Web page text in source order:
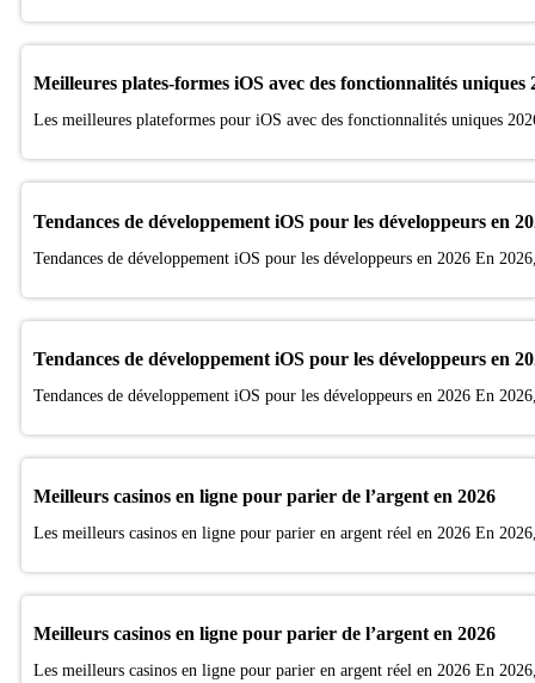
Meilleures plates-formes iOS avec des fonctionnalités uniques
Les meilleures plateformes pour iOS avec des fonctionnalités uniques
Tendances de développement iOS pour les développeurs en
Tendances de développement iOS pour les développeurs en 2026 En
Tendances de développement iOS pour les développeurs en
Tendances de développement iOS pour les développeurs en 2026 En
Meilleurs casinos en ligne pour parier de l’argent en 2026
Les meilleurs casinos en ligne pour parier en argent réel en 2026 En
Meilleurs casinos en ligne pour parier de l’argent en 2026
Les meilleurs casinos en ligne pour parier en argent réel en 2026 En